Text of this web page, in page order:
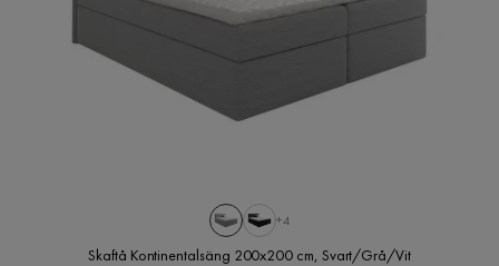
+4
Skaftå Kontinentalsäng 200x200 cm, Svart/Grå/Vit